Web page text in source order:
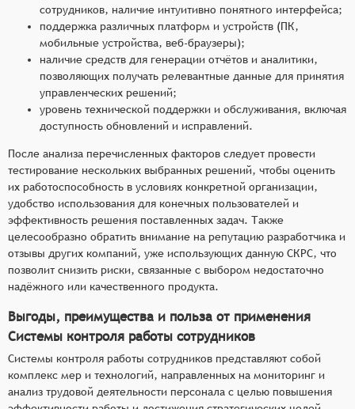
сотрудников, наличие интуитивно понятного интерфейса;
поддержка различных платформ и устройств (ПК,
мобильные устройства, веб-браузеры);
наличие средств для генерации отчётов и аналитики,
позволяющих получать релевантные данные для принятия
управленческих решений;
уровень технической поддержки и обслуживания, включая
доступность обновлений и исправлений.
После анализа перечисленных факторов следует провести
тестирование нескольких выбранных решений, чтобы оценить
их работоспособность в условиях конкретной организации,
удобство использования для конечных пользователей и
эффективность решения поставленных задач. Также
целесообразно обратить внимание на репутацию разработчика и
отзывы других компаний, уже использующих данную СКРС, что
позволит снизить риски, связанные с выбором недостаточно
надёжного или качественного продукта.
Выгоды, преимущества и польза от применения
Системы контроля работы сотрудников
Системы контроля работы сотрудников представляют собой
комплекс мер и технологий, направленных на мониторинг и
анализ трудовой деятельности персонала с целью повышения